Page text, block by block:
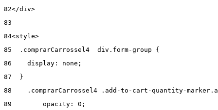
82</div>
83
84<style>
85
  .comprarCarrossel4  div.form-group {
86
    display: none;
87
  }
88
.comprarCarrossel4 .add-to-cart-quantity-
89
        opacity: 0;